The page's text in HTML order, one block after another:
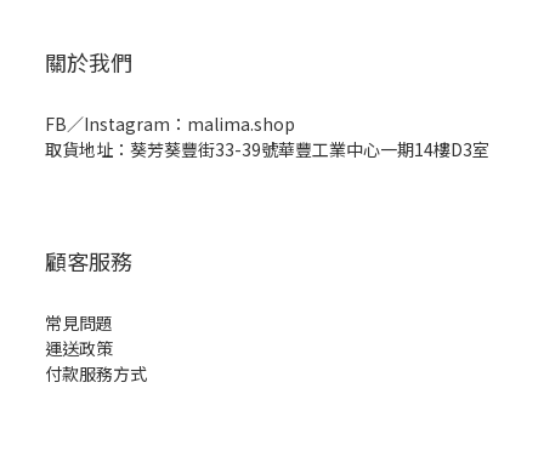
關於我們
FB／Instagram：malima.shop
取貨地址：葵芳葵豐街33-39號華豐工業中心一期14樓D3室
顧客服務
常見問題
運送政策
付款服務方式